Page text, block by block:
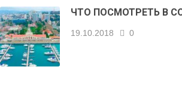
ЧТО ПОСМОТРЕТЬ В
19.10.2018 0